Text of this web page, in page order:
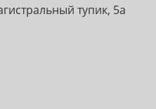
тупик, 5а